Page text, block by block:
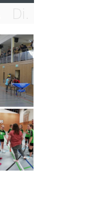
Di.